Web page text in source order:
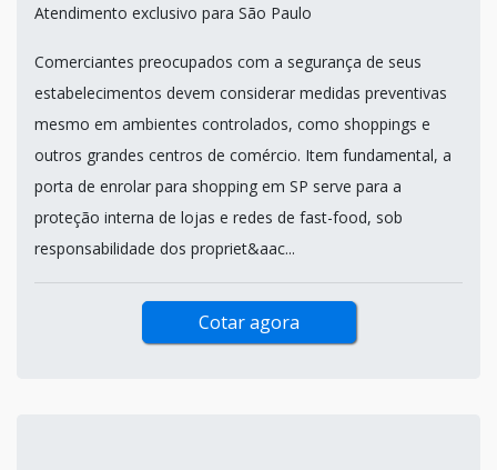
Atendimento exclusivo para São Paulo
Comerciantes preocupados com a segurança de seus
estabelecimentos devem considerar medidas preventivas
mesmo em ambientes controlados, como shoppings e
outros grandes centros de comércio. Item fundamental, a
porta de enrolar para shopping em SP serve para a
proteção interna de lojas e redes de fast-food, sob
responsabilidade dos propriet&aac...
Cotar agora